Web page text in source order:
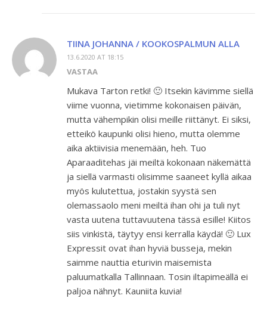
TIINA JOHANNA / KOOKOSPALMUN ALLA
13.6.2020 AT 18:15
VASTAA
Mukava Tarton retki! 🙂 Itsekin kävimme siellä
viime vuonna, vietimme kokonaisen päivän,
mutta vähempikin olisi meille riittänyt. Ei siksi,
etteikö kaupunki olisi hieno, mutta olemme
aika aktiivisia menemään, heh. Tuo
Aparaaditehas jäi meiltä kokonaan näkemättä
ja siellä varmasti olisimme saaneet kyllä aikaa
myös kulutettua, jostakin syystä sen
olemassaolo meni meiltä ihan ohi ja tuli nyt
vasta uutena tuttavuutena tässä esille! Kiitos
siis vinkistä, täytyy ensi kerralla käydä! 🙂 Lux
Expressit ovat ihan hyviä busseja, mekin
saimme nauttia eturivin maisemista
paluumatkalla Tallinnaan. Tosin iltapimeällä ei
paljoa nähnyt. Kauniita kuvia!